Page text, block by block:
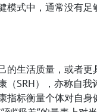
模式中，通常没有足
的生活质量，或者更
（SRH），亦称自我
指标衡量个体对自身